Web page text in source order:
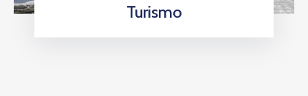
Turismo